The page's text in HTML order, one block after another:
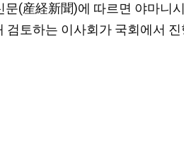
문(産経新聞)에 따르면 야마니
검토하는 이사회가 국회에서